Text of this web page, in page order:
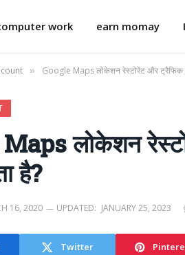
work earn momay
» Google Maps लोकेशन रेस्टोरेंट और ट्रैफिक
लोकेशन
है?
16, 2020 UPDATED: JANUARY 25, 2023
Twitter